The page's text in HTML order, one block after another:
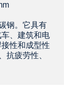
钢。它具有
、建筑和电
性和成型性
抗疲劳性、